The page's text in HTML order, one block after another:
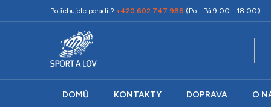
na
Potřebujete poradit? +420 602 747 986 (Po - Pá 9:00 - 18:00)
DOMŮ KONTAKTY DOPRAVA O